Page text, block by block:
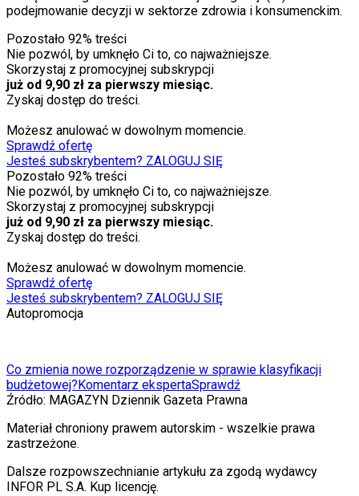
podejmowanie decyzji w sektorze zdrowia i konsumenckim.
Pozostało 92% treści
Nie pozwól, by umknęło Ci to, co najważniejsze.
Skorzystaj z promocyjnej subskrypcji
już od 9,90 zł za pierwszy miesiąc.
Zyskaj dostęp do treści.
Możesz anulować w dowolnym momencie.
Sprawdź ofertę
Jesteś subskrybentem? ZALOGUJ SIĘ
Pozostało 92% treści
Nie pozwól, by umknęło Ci to, co najważniejsze.
Skorzystaj z promocyjnej subskrypcji
już od 9,90 zł za pierwszy miesiąc.
Zyskaj dostęp do treści.
Możesz anulować w dowolnym momencie.
Sprawdź ofertę
Jesteś subskrybentem? ZALOGUJ SIĘ
Autopromocja
Co zmienia nowe rozporządzenie w sprawie klasyfikacji
budżetowej?Komentarz ekspertaSprawdź
Źródło: MAGAZYN Dziennik Gazeta Prawna
Materiał chroniony prawem autorskim - wszelkie prawa
zastrzeżone.
Dalsze rozpowszechnianie artykułu za zgodą wydawcy
INFOR PL S.A. Kup licencję.